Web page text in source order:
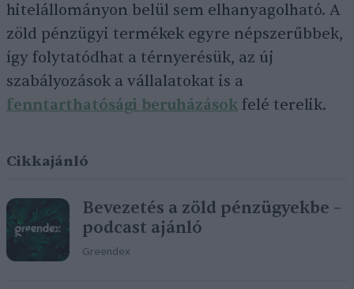
hitelállományon belül sem elhanyagolható. A
zöld pénzügyi termékek egyre népszerűbbek,
így folytatódhat a térnyerésük, az új
szabályozások a vállalatokat is a
fenntarthatósági beruházások felé terelik.
Cikkajánló
Bevezetés a zöld pénzügyekbe –
podcast ajánló
Greendex